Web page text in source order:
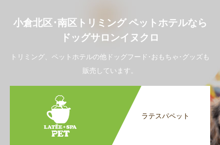
小倉北区･南区トリミング ペットホテルなら
ドッグサロンイヌクロ
トリミング、ペットホテルの他ドッグフード･おもちゃ･グッズも
販売しています。
ラテスパペット